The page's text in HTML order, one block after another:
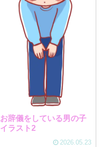
お辞儀をしている男の子
イラスト2
2026.05.23